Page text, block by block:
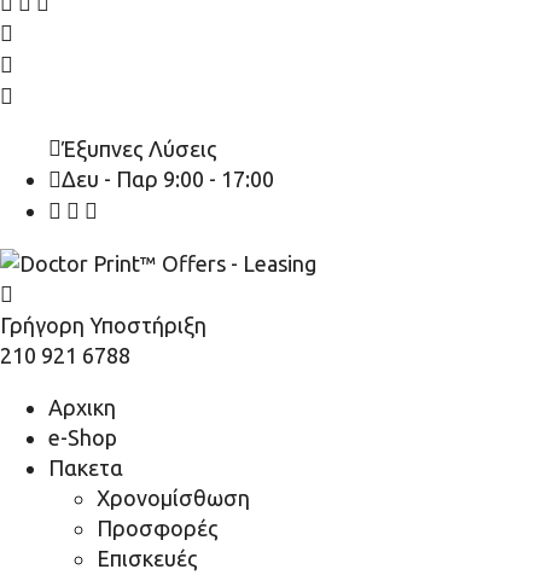
Έξυπνες Λύσεις
Δευ - Παρ 9:00 - 17:00
Γρήγορη Υποστήριξη
210 921 6788
Αρχικη
e-Shop
Πακετα
Χρονομίσθωση
Προσφορές
Επισκευές